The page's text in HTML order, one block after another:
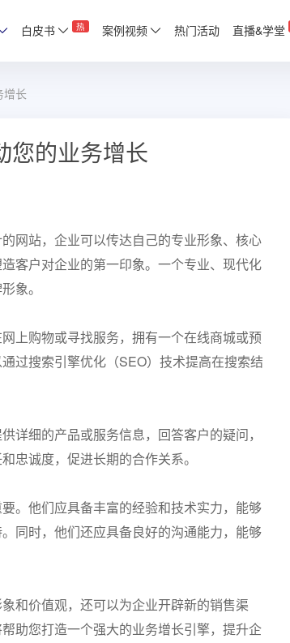
白皮书 热 案例视频 热门活动 直播&学堂
增长
您的业务增长
网站，企业可以传达自己的专业形象、核心
客户对企业的第一印象。一个专业、现代化
象。
上购物或寻找服务，拥有一个在线商城或预
过搜索引擎优化（SEO）技术提高在搜索结
详细的产品或服务信息，回答客户的疑问，
忠诚度，促进长期的合作关系。
。他们应具备丰富的经验和技术实力，能够
同时，他们还应具备良好的沟通能力，能够
和价值观，还可以为企业开辟新的销售渠
助您打造一个强大的业务增长引擎，提升企